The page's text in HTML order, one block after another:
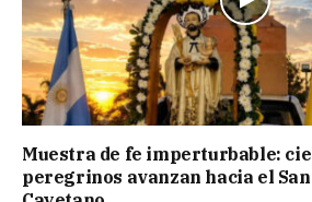
Muestra de fe imperturbable:
peregrinos avanzan hacia el